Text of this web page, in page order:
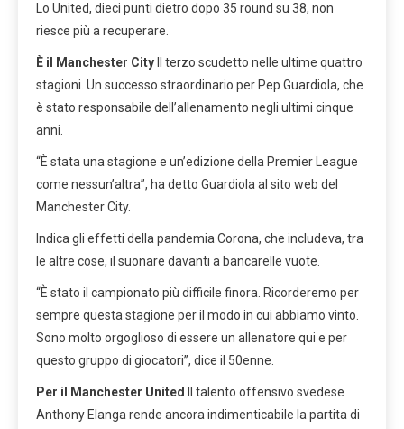
Lo United, dieci punti dietro dopo 35 round su 38, non
riesce più a recuperare.
È il Manchester City Il terzo scudetto nelle ultime quattro
stagioni. Un successo straordinario per Pep Guardiola, che
è stato responsabile dell’allenamento negli ultimi cinque
anni.
“È stata una stagione e un’edizione della Premier League
come nessun’altra”, ha detto Guardiola al sito web del
Manchester City.
Indica gli effetti della pandemia Corona, che includeva, tra
le altre cose, il suonare davanti a bancarelle vuote.
“È stato il campionato più difficile finora. Ricorderemo per
sempre questa stagione per il modo in cui abbiamo vinto.
Sono molto orgoglioso di essere un allenatore qui e per
questo gruppo di giocatori”, dice il 50enne.
Per il Manchester United
Il talento offensivo svedese
Anthony Elanga rende ancora indimenticabile la partita di